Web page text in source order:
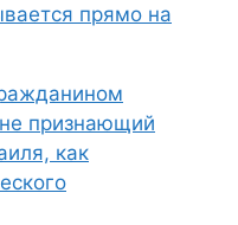
прямо на
признающий
как